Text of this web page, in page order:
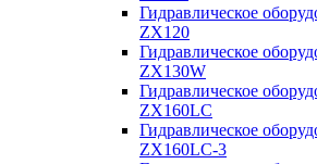
Гидравлическое
ZX120
Гидравлическое
ZX130W
Гидравлическое
ZX160LC
Гидравлическое
ZX160LC-3